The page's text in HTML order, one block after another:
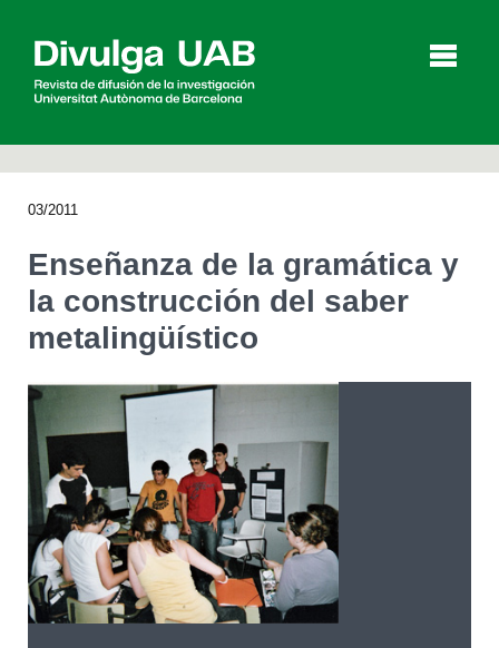
Agenda
BUSCAR
03/2011
Enseñanza de la gramática y
la construcción del saber
metalingüístico